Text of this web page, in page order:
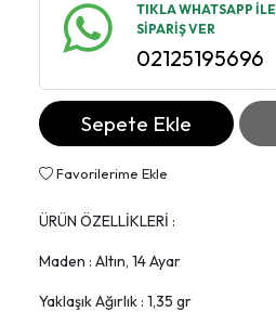
TIKLA WHATSAPP İLE
SİPARİŞ VER
02125195696
Sepete Ekle
Favorilerime Ekle
ÜRÜN ÖZELLİKLERİ :
Maden : Altın, 14 Ayar
Yaklaşık Ağırlık : 1,35 gr